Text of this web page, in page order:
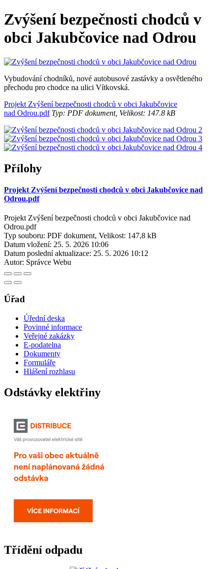
Zvýšení bezpečnosti chodců v
obci Jakubčovice nad Odrou
Vybudování chodníků, nové autobusové zastávky a osvětleného
přechodu pro chodce na ulici Vítkovská.
Projekt Zvýšení bezpečnosti chodců v obci Jakubčovice
nad Odrou.pdfTyp: PDF dokument, Velikost: 147.8 kB
Přílohy
Projekt Zvýšení bezpečnosti chodců v obci Jakubčovice nad
Odrou.pdf
Projekt Zvýšení bezpečnosti chodců v obci Jakubčovice nad
Odrou.pdf
Typ souboru: PDF dokument, Velikost: 147,8 kB
Datum vložení: 25. 5. 2026 10:06
Datum poslední aktualizace: 25. 5. 2026 10:12
Autor: Správce Webu
Úřad
Úřední deska
Povinné informace
Veřejné zakázky
E-podatelna
Dokumenty
Formuláře
Hlášení rozhlasu
Odstávky elektřiny
Třídění odpadu